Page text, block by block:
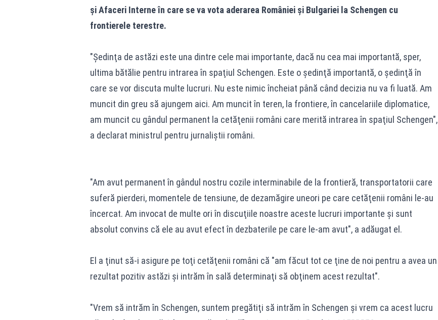
şi Afaceri Interne în care se va vota aderarea României şi Bulgariei la Schengen cu
frontierele terestre.
"Şedinţa de astăzi este una dintre cele mai importante, dacă nu cea mai importantă, sper,
ultima bătălie pentru intrarea în spaţiul Schengen. Este o şedinţă importantă, o şedinţă în
care se vor discuta multe lucruri. Nu este nimic încheiat până când decizia nu va fi luată. Am
muncit din greu să ajungem aici. Am muncit în teren, la frontiere, în cancelariile diplomatice,
am muncit cu gândul permanent la cetăţenii români care merită intrarea în spaţiul Schengen",
a declarat ministrul pentru jurnaliştii români.
"Am avut permanent în gândul nostru cozile interminabile de la frontieră, transportatorii care
suferă pierderi, momentele de tensiune, de dezamăgire uneori pe care cetăţenii români le-au
încercat. Am invocat de multe ori în discuţiile noastre aceste lucruri importante şi sunt
absolut convins că ele au avut efect în dezbaterile pe care le-am avut", a adăugat el.
El a ţinut să-i asigure pe toţi cetăţenii români că "am făcut tot ce ţine de noi pentru a avea un
rezultat pozitiv astăzi şi intrăm în sală determinaţi să obţinem acest rezultat".
"Vrem să intrăm în Schengen, suntem pregătiţi să intrăm în Schengen şi vrem ca acest lucru